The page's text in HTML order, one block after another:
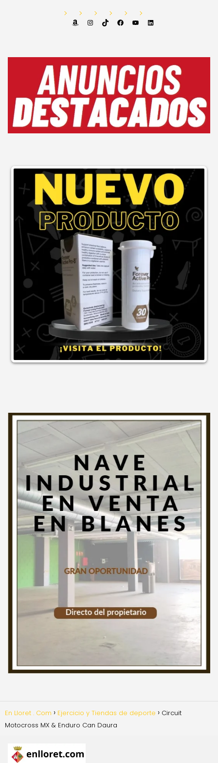
AmazonInstagram
TikTok FacebookYouTube
En Lloret . Com Ejercicio y Tiendas de deporte
Circuit
Motocross MX & Enduro Can Daura